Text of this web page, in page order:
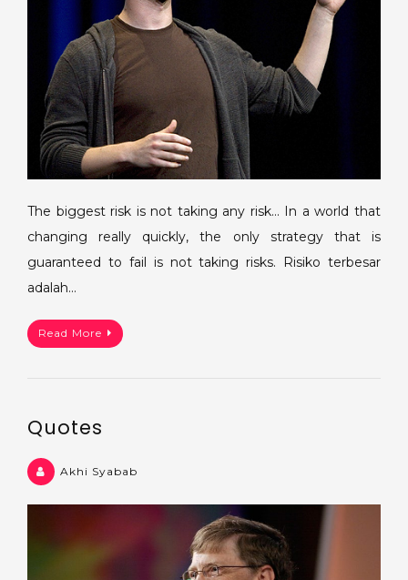
The biggest risk is not taking any risk… In a world that
changing really quickly, the only strategy that is
guaranteed to fail is not taking risks. Risiko terbesar
adalah…
Read More
Quotes
Akhi Syabab